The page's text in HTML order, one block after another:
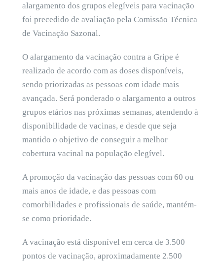
alargamento dos grupos elegíveis para vacinação
foi precedido de avaliação pela Comissão Técnica
de Vacinação Sazonal.
O alargamento da vacinação contra a Gripe é
realizado de acordo com as doses disponíveis,
sendo priorizadas as pessoas com idade mais
avançada. Será ponderado o alargamento a outros
grupos etários nas próximas semanas, atendendo à
disponibilidade de vacinas, e desde que seja
mantido o objetivo de conseguir a melhor
cobertura vacinal na população elegível.
A promoção da vacinação das pessoas com 60 ou
mais anos de idade, e das pessoas com
comorbilidades e profissionais de saúde, mantém-
se como prioridade.
A vacinação está disponível em cerca de 3.500
pontos de vacinação, aproximadamente 2.500